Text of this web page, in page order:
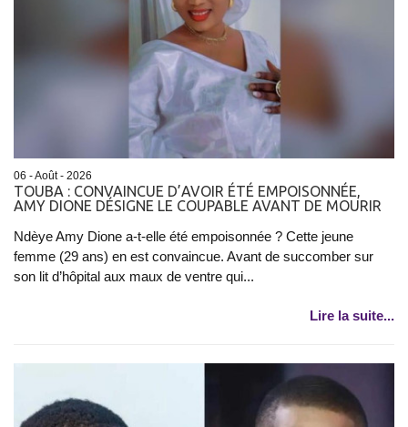
06 - Août - 2026
TOUBA : CONVAINCUE D’AVOIR ÉTÉ EMPOISONNÉE,
AMY DIONE DÉSIGNE LE COUPABLE AVANT DE MOURIR
Ndèye Amy Dione a-t-elle été empoisonnée ? Cette jeune
femme (29 ans) en est convaincue. Avant de succomber sur
son lit d’hôpital aux maux de ventre qui...
Lire la suite...